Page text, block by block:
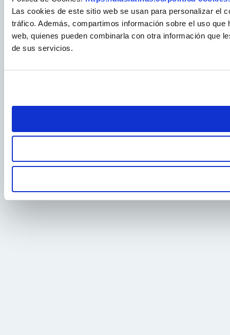
Las cookies de este sitio web se usan para personalizar el
tráfico. Además, compartimos información sobre el uso
web, quienes pueden combinarla con otra información que
de sus servicios.